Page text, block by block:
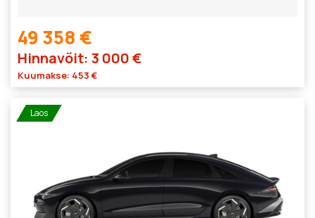
49 358 €
Hinnavõit: 3 000 €
Kuumakse: 453 €
Laos